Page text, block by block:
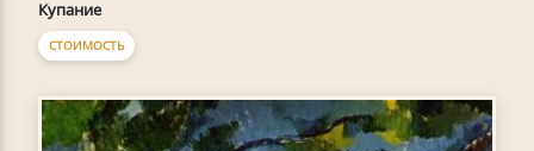
Купание
СТОИМОСТЬ